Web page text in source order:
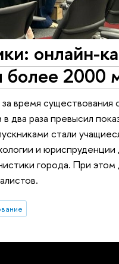
онлайн-
2000
время существования
раза превысил
стали
и юриспруденции
города. При этом